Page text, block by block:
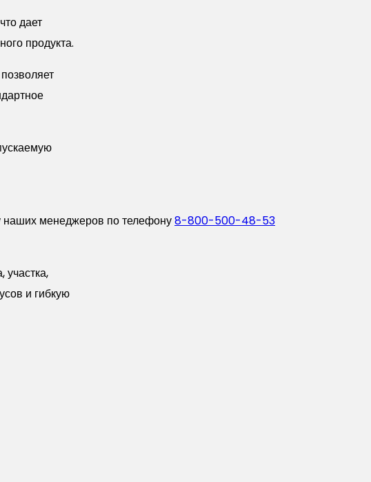
дает
продукта.
менеджеров по телефону8-800-500-48-53
и гибкую